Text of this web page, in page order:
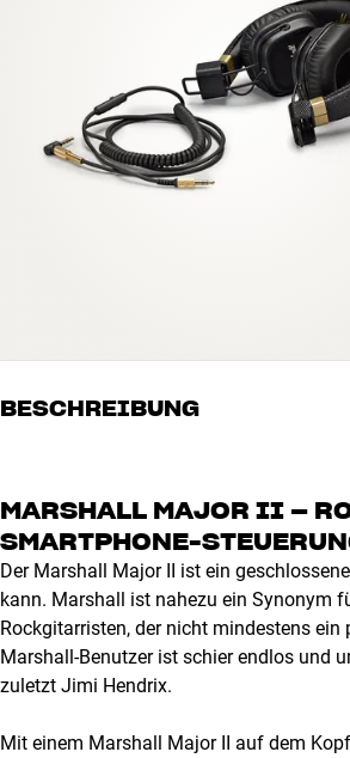
BESCHREIBUNG
MARSHALL MAJOR II –
SMARTPHONE-
Der Marshall Major II ist ein
kann. Marshall ist nahezu ein Synonym
Rockgitarristen, der nicht mindestens
Marshall-Benutzer ist schier endlos und
zuletzt Jimi Hendrix.
Mit einem Marshall Major II auf dem